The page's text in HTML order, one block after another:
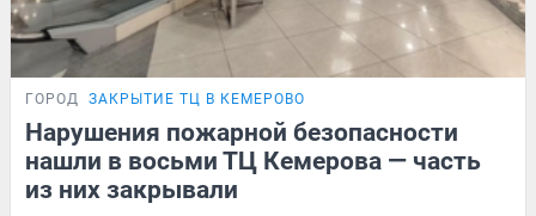
ГОРОД ЗАКРЫТИЕ ТЦ В КЕМЕРОВО
Нарушения пожарной безопасности
нашли в восьми ТЦ Кемерова — часть
из них закрывали